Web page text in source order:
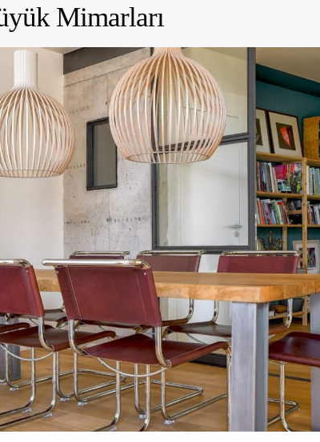
Mimarları